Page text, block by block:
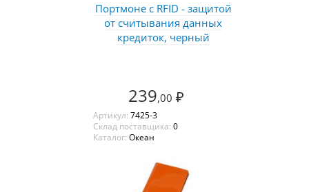
Портмоне с RFID - защитой
от считывания данных
кредиток, черный
239,00 ₽
Артикул: 7425-3
Склад поставщика: 0
Каталог: Океан